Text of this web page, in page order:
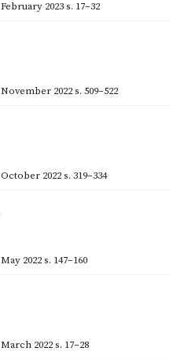
February 2023s. 17–32
November 2022s. 509–522
October 2022s. 319–334
May 2022s. 147–160
March 2022s. 17–28